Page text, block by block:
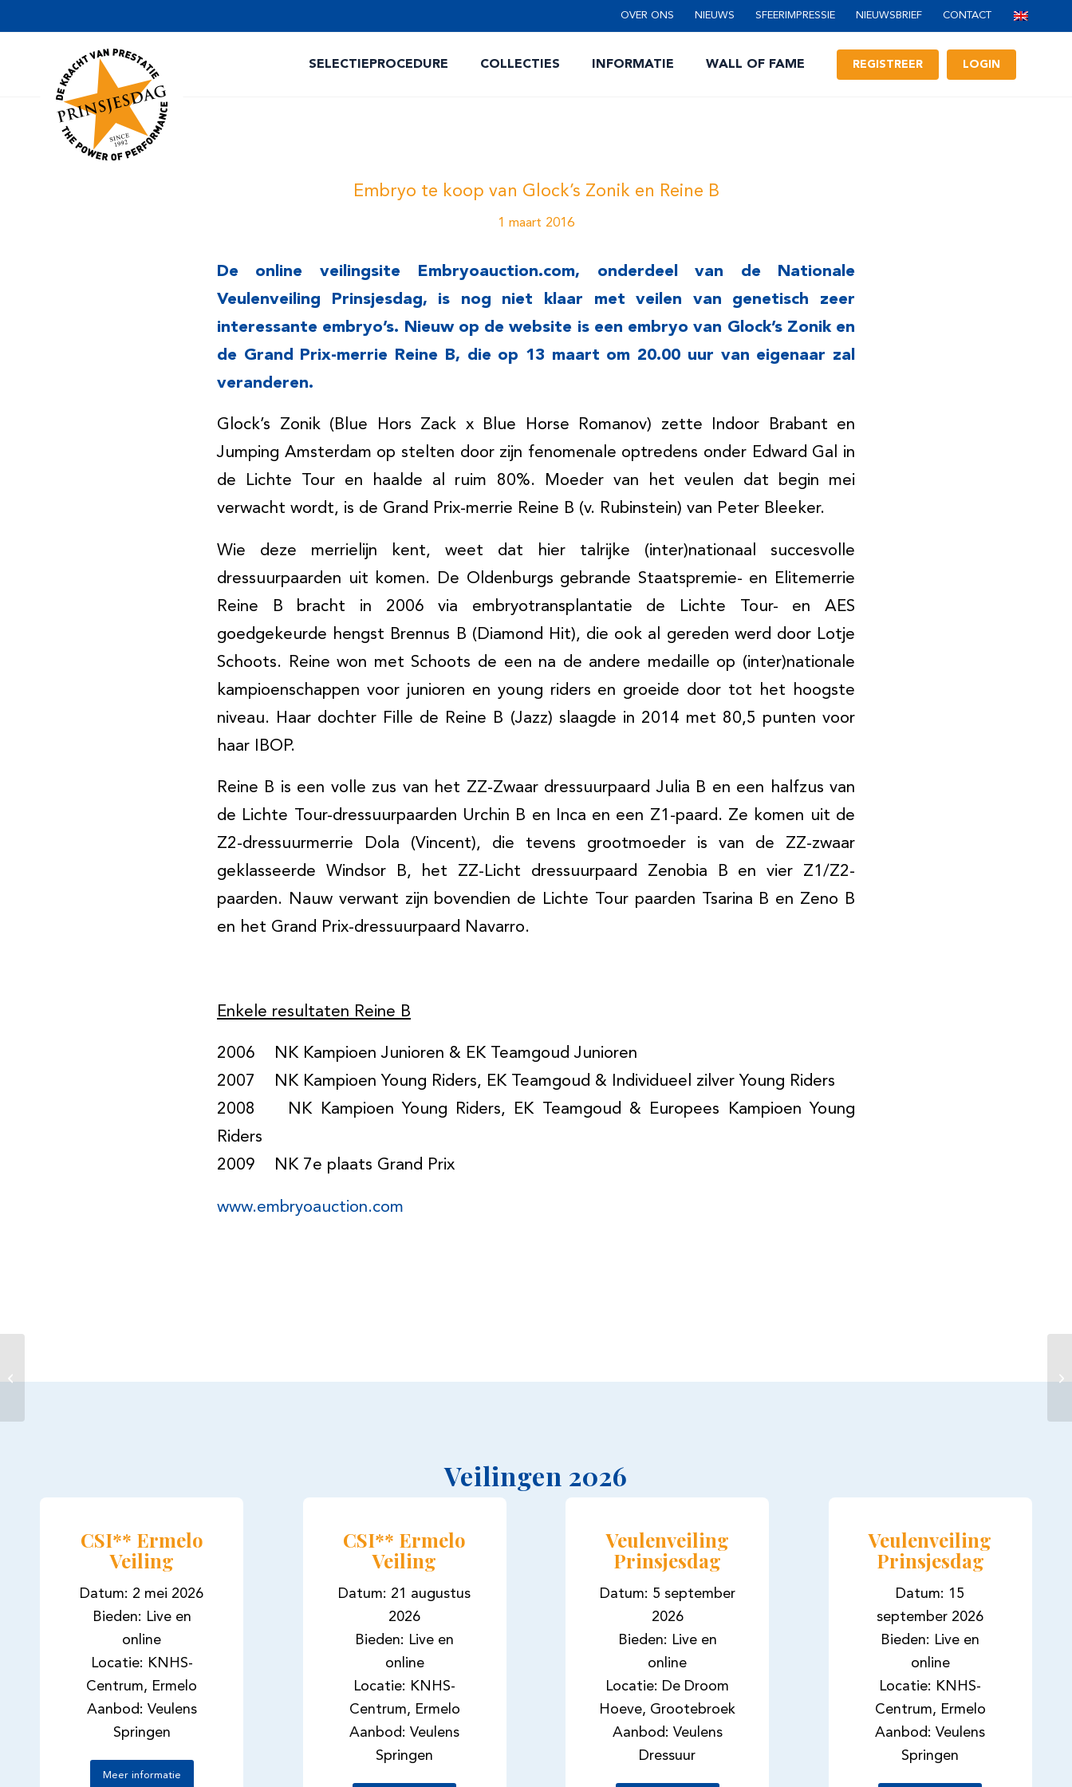
OVER ONS NIEUWS SFEERIMPRESSIE NIEUWSBRIEF CONTACT
SELECTIEPROCEDURE COLLECTIES INFORMATIE WALL OF FAME REGISTREER LOGIN
Embryo te koop van Glock’s Zonik en Reine B
1 maart 2016
De online veilingsite Embryoauction.com, onderdeel van de Nationale
Veulenveiling Prinsjesdag, is nog niet klaar met veilen van genetisch zeer
interessante embryo’s. Nieuw op de website is een embryo van Glock’s Zonik en
de Grand Prix-merrie Reine B, die op 13 maart om 20.00 uur van eigenaar zal
veranderen.
Glock’s Zonik (Blue Hors Zack x Blue Horse Romanov) zette Indoor Brabant en
Jumping Amsterdam op stelten door zijn fenomenale optredens onder Edward Gal in
de Lichte Tour en haalde al ruim 80%. Moeder van het veulen dat begin mei
verwacht wordt, is de Grand Prix-merrie Reine B (v. Rubinstein) van Peter Bleeker.
Wie deze merrielijn kent, weet dat hier talrijke (inter)nationaal succesvolle
dressuurpaarden uit komen. De Oldenburgs gebrande Staatspremie- en Elitemerrie
Reine B bracht in 2006 via embryotransplantatie de Lichte Tour- en AES
goedgekeurde hengst Brennus B (Diamond Hit), die ook al gereden werd door Lotje
Schoots. Reine won met Schoots de een na de andere medaille op (inter)nationale
kampioenschappen voor junioren en young riders en groeide door tot het hoogste
niveau. Haar dochter Fille de Reine B (Jazz) slaagde in 2014 met 80,5 punten voor
haar IBOP.
Reine B is een volle zus van het ZZ-Zwaar dressuurpaard Julia B en een halfzus van
de Lichte Tour-dressuurpaarden Urchin B en Inca en een Z1-paard. Ze komen uit de
Z2-dressuurmerrie Dola (Vincent), die tevens grootmoeder is van de ZZ-zwaar
geklasseerde Windsor B, het ZZ-Licht dressuurpaard Zenobia B en vier Z1/Z2-
paarden. Nauw verwant zijn bovendien de Lichte Tour paarden Tsarina B en Zeno B
en het Grand Prix-dressuurpaard Navarro.
Enkele resultaten Reine B
2006 NK Kampioen Junioren & EK Teamgoud Junioren
2007 NK Kampioen Young Riders, EK Teamgoud & Individueel zilver Young Riders
2008 NK Kampioen Young Riders, EK Teamgoud & Europees Kampioen Young
Riders
2009 NK 7e plaats Grand Prix
www.embryoauction.com
Veilingen 2026
CSI** Ermelo
Veiling
Datum: 2 mei 2026
Bieden: Live en
online
Locatie: KNHS-
Centrum, Ermelo
Aanbod: Veulens
Springen
Meer informatie
CSI** Ermelo
Veiling
Datum: 21 augustus
2026
Bieden: Live en
online
Locatie: KNHS-
Centrum, Ermelo
Aanbod: Veulens
Springen
Veulenveiling
Prinsjesdag
Datum: 5 september
2026
Bieden: Live en
online
Locatie: De Droom
Hoeve, Grootebroek
Aanbod: Veulens
Dressuur
Veulenveiling
Prinsjesdag
Datum: 15
september 2026
Bieden: Live en
online
Locatie: KNHS-
Centrum, Ermelo
Aanbod: Veulens
Springen